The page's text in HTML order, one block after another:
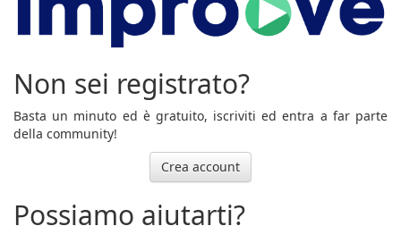
Non sei registrato?
Basta un minuto ed è gratuito, iscriviti ed entra a far parte
della community!
Crea account
Possiamo aiutarti?